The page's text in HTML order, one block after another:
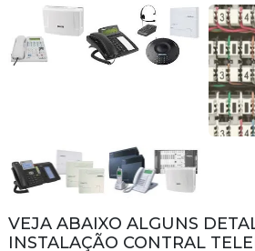
VEJA ABAIXO ALGUNS
INSTALAÇÃO CONTRAL